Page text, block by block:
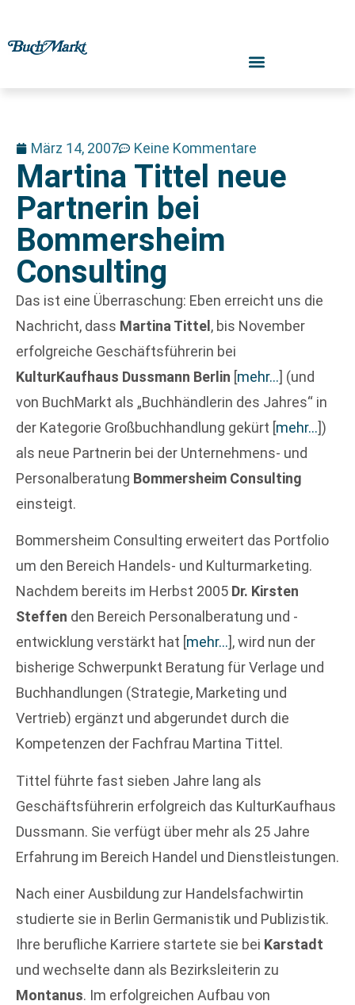
März 14, 2007 Keine Kommentare
Martina Tittel neue
Partnerin bei
Bommersheim
Consulting
Das ist eine Überraschung: Eben erreicht uns die
Nachricht, dass Martina Tittel , bis November
erfolgreiche Geschäftsführerin bei
KulturKaufhaus Dussmann Berlin [mehr…] (und
von BuchMarkt als „Buchhändlerin des Jahres“ in
der Kategorie Großbuchhandlung gekürt [mehr…])
als neue Partnerin bei der Unternehmens- und
Personalberatung Bommersheim Consulting
einsteigt.
Bommersheim Consulting erweitert das Portfolio
um den Bereich Handels- und Kulturmarketing.
Nachdem bereits im Herbst 2005 Dr. Kirsten
Steffen den Bereich Personalberatung und -
entwicklung verstärkt hat [mehr…], wird nun der
bisherige Schwerpunkt Beratung für Verlage und
Buchhandlungen (Strategie, Marketing und
Vertrieb) ergänzt und abgerundet durch die
Kompetenzen der Fachfrau Martina Tittel.
Tittel führte fast sieben Jahre lang als
Geschäftsführerin erfolgreich das KulturKaufhaus
Dussmann. Sie verfügt über mehr als 25 Jahre
Erfahrung im Bereich Handel und Dienstleistungen.
Nach einer Ausbildung zur Handelsfachwirtin
studierte sie in Berlin Germanistik und Publizistik.
Ihre berufliche Karriere startete sie bei Karstadt
und wechselte dann als Bezirksleiterin zu
Montanus. Im erfolgreichen Aufbau von